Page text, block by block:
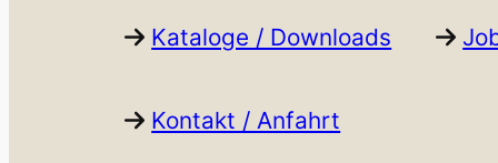
Kataloge / Downloads
Kontakt / Anfahrt